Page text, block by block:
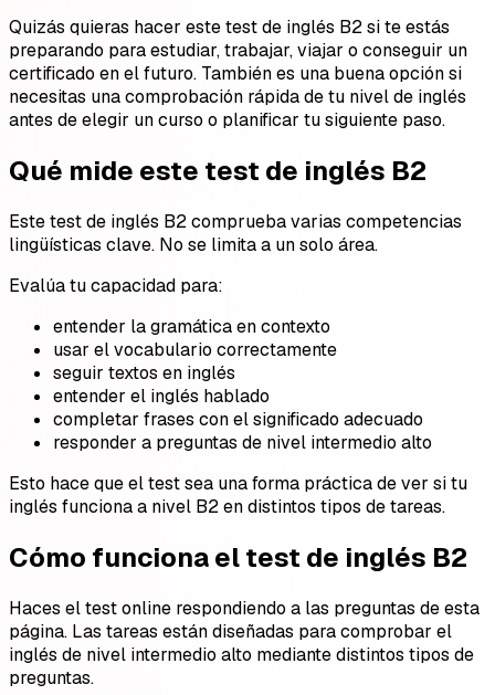
Quizás quieras hacer este test de inglés B2 si te estás
preparando para estudiar, trabajar, viajar o conseguir un
certificado en el futuro. También es una buena opción si
necesitas una comprobación rápida de tu nivel de inglés
antes de elegir un curso o planificar tu siguiente paso.
Qué mide este test de inglés B2
Este test de inglés B2 comprueba varias competencias
lingüísticas clave. No se limita a un solo área.
Evalúa tu capacidad para:
entender la gramática en contexto
usar el vocabulario correctamente
seguir textos en inglés
entender el inglés hablado
completar frases con el significado adecuado
responder a preguntas de nivel intermedio alto
Esto hace que el test sea una forma práctica de ver si tu
inglés funciona a nivel B2 en distintos tipos de tareas.
Cómo funciona el test de inglés B2
Haces el test online respondiendo a las preguntas de esta
página. Las tareas están diseñadas para comprobar el
inglés de nivel intermedio alto mediante distintos tipos de
preguntas.